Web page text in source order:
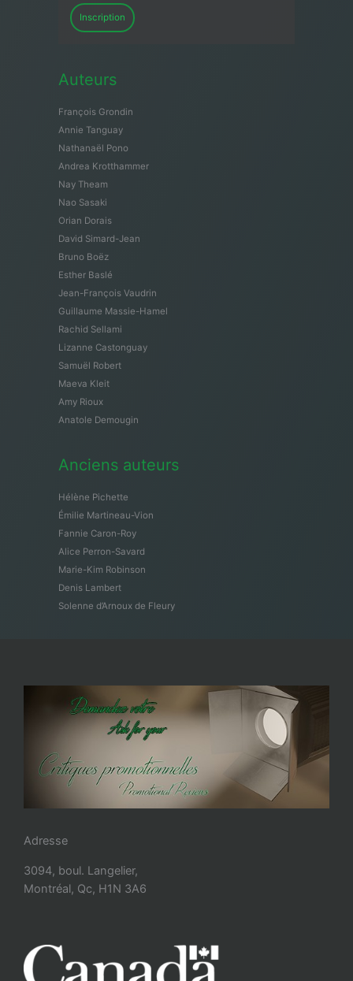
Inscription
Auteurs
François Grondin
Annie Tanguay
Nathanaël Pono
Andrea Krotthammer
Nay Theam
Nao Sasaki
Orian Dorais
David Simard-Jean
Bruno Boëz
Esther Baslé
Jean-François Vaudrin
Guillaume Massie-Hamel
Rachid Sellami
Lizanne Castonguay
Samuël Robert
Maeva Kleit
Amy Rioux
Anatole Demougin
Anciens auteurs
Hélène Pichette
Émilie Martineau-Vion
Fannie Caron-Roy
Alice Perron-Savard
Marie-Kim Robinson
Denis Lambert
Solenne d’Arnoux de Fleury
Adresse
3094, boul. Langelier,
Montréal, Qc, H1N 3A6